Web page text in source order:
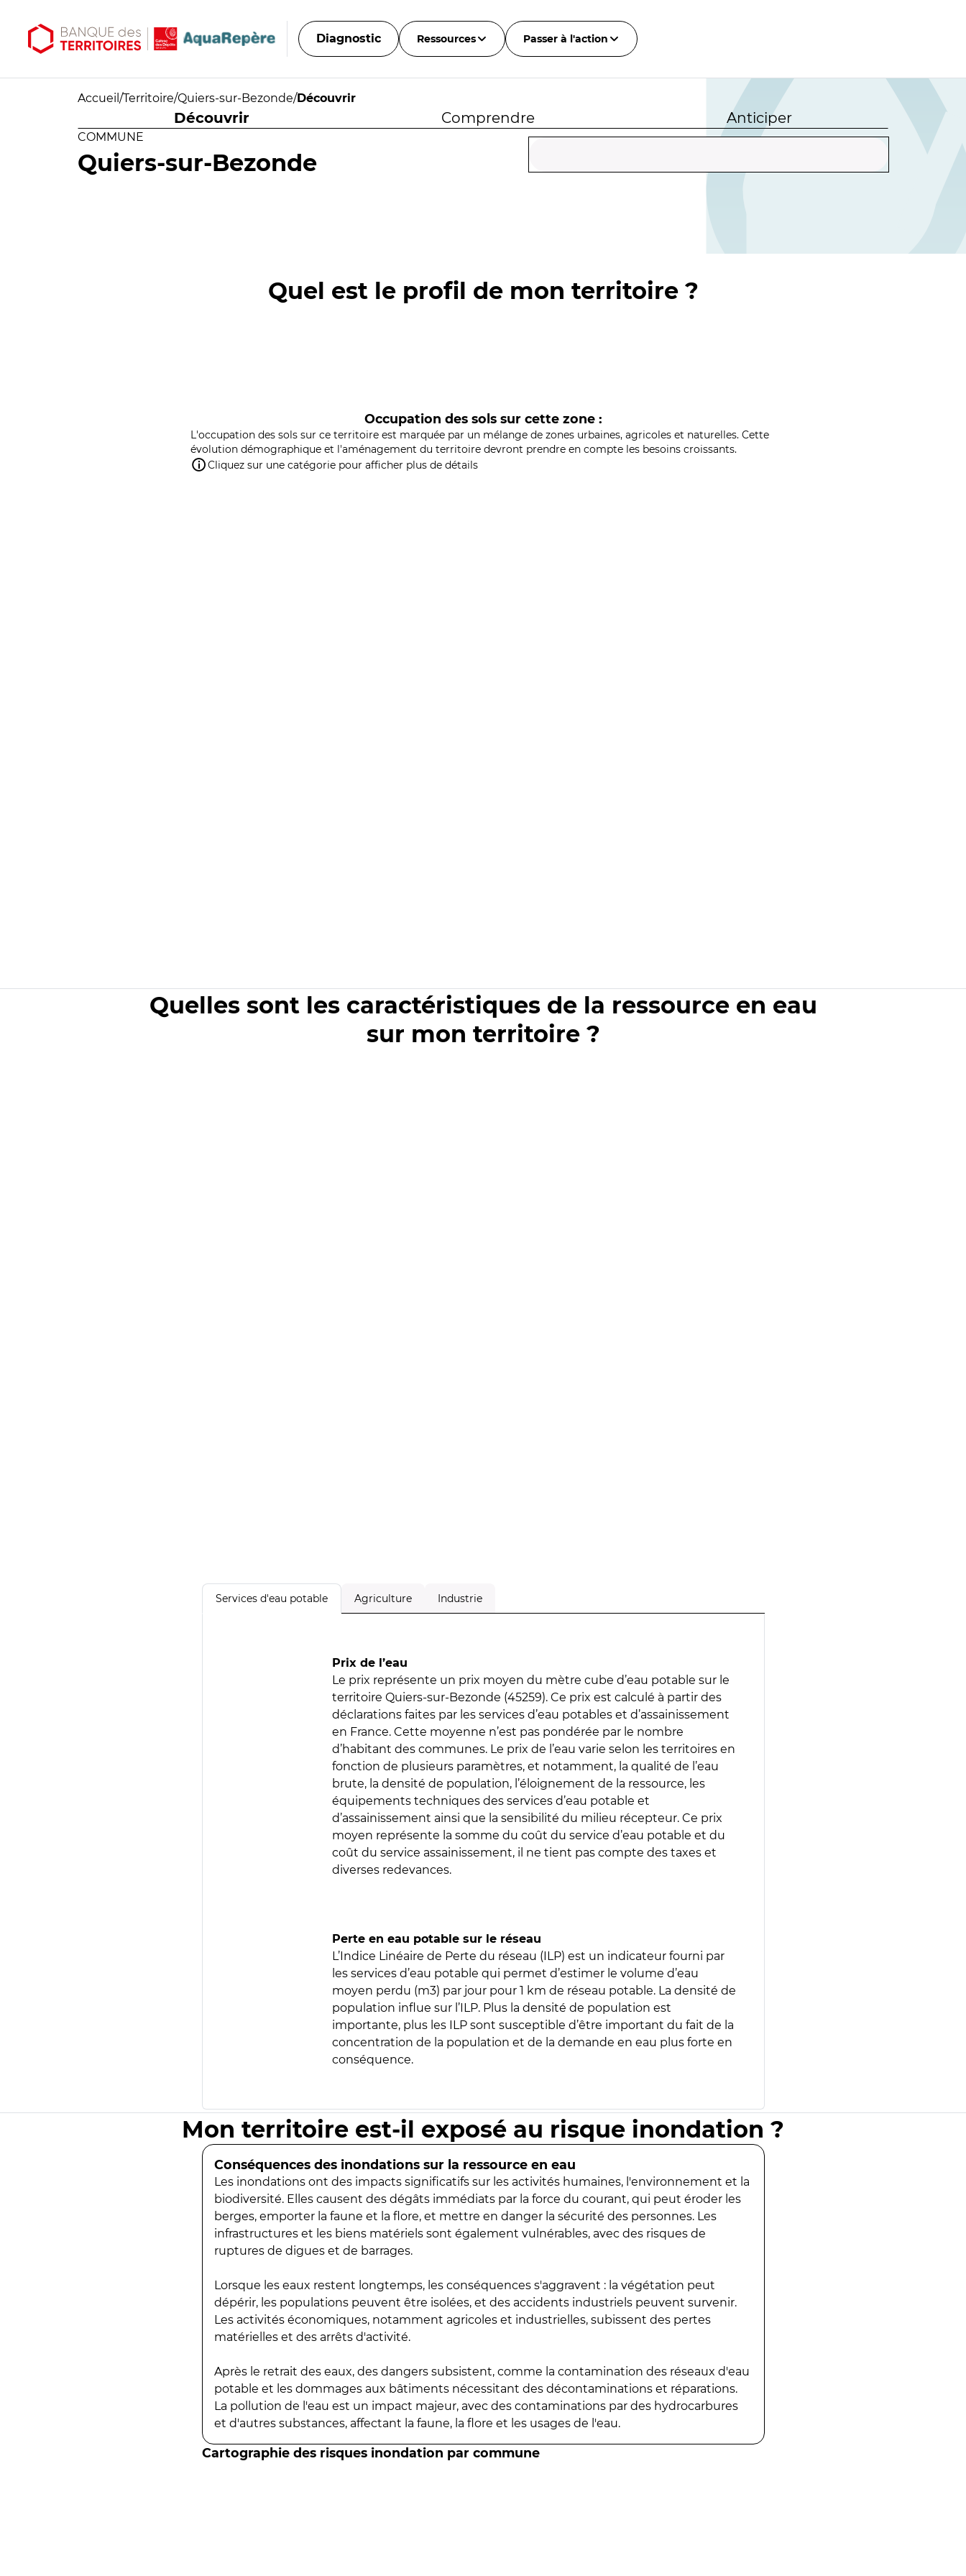
Diagnostic Ressources Passer à l'action
Accueil /Territoire/Quiers-sur-Bezonde/Découvrir
Découvrir Comprendre Anticiper
COMMUNE
Quiers-sur-Bezonde
Quel est le profil de mon territoire ?
Occupation des sols sur cette zone :
L'occupation des sols sur ce territoire est marquée par un mélange de zones urbaines, agricoles et naturelles. Cette
évolution démographique et l'aménagement du territoire devront prendre en compte les besoins croissants.
Cliquez sur une catégorie pour afficher plus de détails
Quelles sont les caractéristiques de la ressource en eau
sur mon territoire ?
Services d'eau potable Agriculture Industrie
Prix de l’eau
Le prix représente un prix moyen du mètre cube d’eau potable sur le
territoire Quiers-sur-Bezonde (45259). Ce prix est calculé à partir des
déclarations faites par les services d’eau potables et d’assainissement
en France. Cette moyenne n’est pas pondérée par le nombre
d’habitant des communes. Le prix de l’eau varie selon les territoires en
fonction de plusieurs paramètres, et notamment, la qualité de l’eau
brute, la densité de population, l’éloignement de la ressource, les
équipements techniques des services d’eau potable et
d’assainissement ainsi que la sensibilité du milieu récepteur. Ce prix
moyen représente la somme du coût du service d’eau potable et du
coût du service assainissement, il ne tient pas compte des taxes et
diverses redevances.
Perte en eau potable sur le réseau
L’Indice Linéaire de Perte du réseau (ILP) est un indicateur fourni par
les services d’eau potable qui permet d’estimer le volume d’eau
moyen perdu (m3) par jour pour 1 km de réseau potable. La densité de
population influe sur l’ILP. Plus la densité de population est
importante, plus les ILP sont susceptible d’être important du fait de la
concentration de la population et de la demande en eau plus forte en
conséquence.
Mon territoire est-il exposé au risque inondation ?
Conséquences des inondations sur la ressource en eau
Les inondations ont des impacts significatifs sur les activités humaines, l'environnement et la
biodiversité. Elles causent des dégâts immédiats par la force du courant, qui peut éroder les
berges, emporter la faune et la flore, et mettre en danger la sécurité des personnes. Les
infrastructures et les biens matériels sont également vulnérables, avec des risques de
ruptures de digues et de barrages.
Lorsque les eaux restent longtemps, les conséquences s'aggravent : la végétation peut
dépérir, les populations peuvent être isolées, et des accidents industriels peuvent survenir.
Les activités économiques, notamment agricoles et industrielles, subissent des pertes
matérielles et des arrêts d'activité.
Après le retrait des eaux, des dangers subsistent, comme la contamination des réseaux d'eau
potable et les dommages aux bâtiments nécessitant des décontaminations et réparations.
La pollution de l'eau est un impact majeur, avec des contaminations par des hydrocarbures
et d'autres substances, affectant la faune, la flore et les usages de l'eau.
Cartographie des risques inondation par commune